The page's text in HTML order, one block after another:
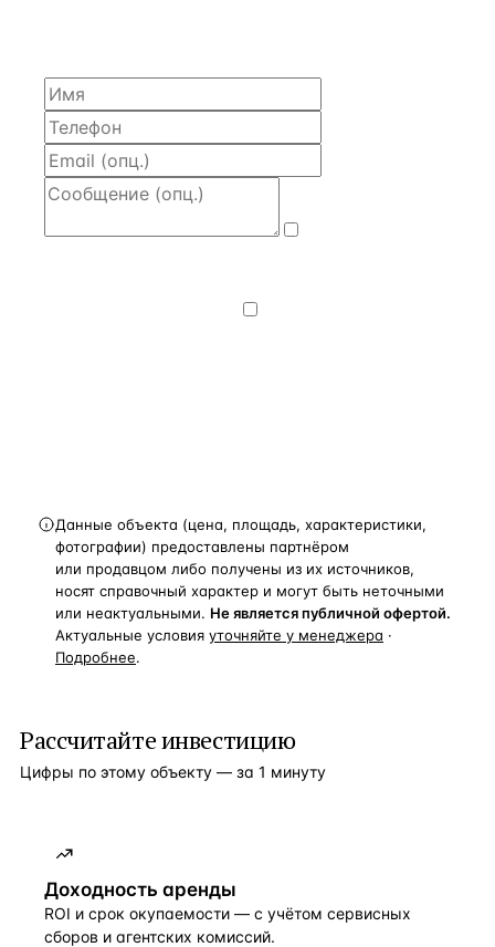
Данные объекта (цена, площадь, характеристики,
фотографии) предоставлены партнёром
или продавцом либо получены из их источников,
носят справочный характер и могут быть неточными
или неактуальными. Не является публичной офертой.
Актуальные условия уточняйте у менеджера ·
Подробнее.
Рассчитайте инвестицию
Цифры по этому объекту — за 1 минуту
Доходность аренды
ROI и срок окупаемости — с учётом сервисных
сборов и агентских комиссий.